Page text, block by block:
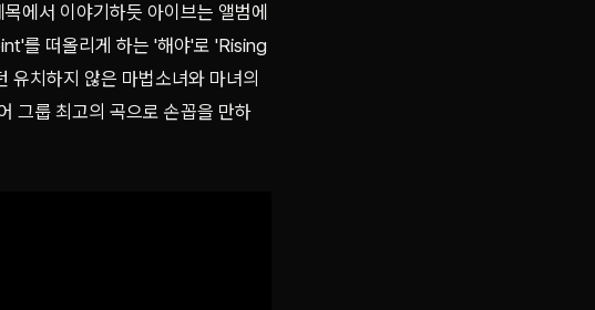
에서 이야기하듯 아이브는 앨범에
를 떠올리게 하는 '해야'로 'Rising
치하지 않은 마법소녀와 마녀의
그룹 최고의 곡으로 손꼽을 만하